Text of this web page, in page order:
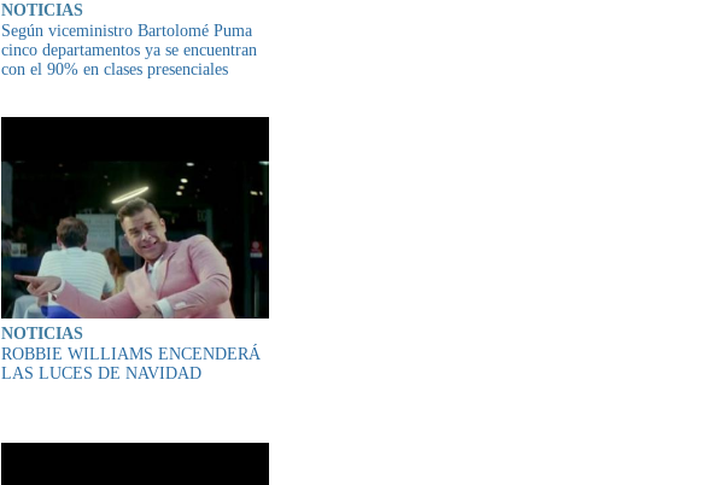
NOTICIAS
Según viceministro Bartolomé Puma
cinco departamentos ya se encuentran
con el 90% en clases presenciales
NOTICIAS
ROBBIE WILLIAMS ENCENDERÁ
LAS LUCES DE NAVIDAD